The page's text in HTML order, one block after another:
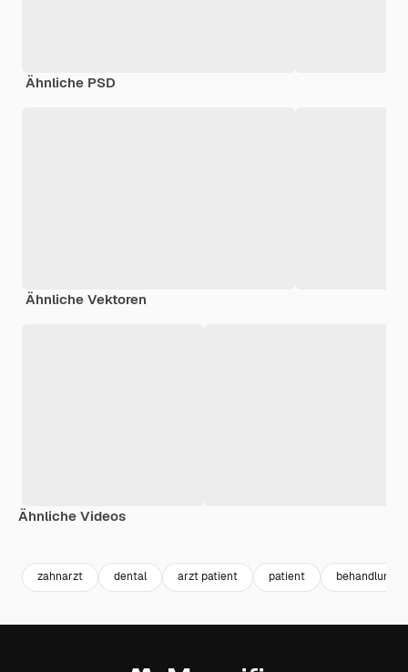
Ähnliche PSD
Ähnliche Vektoren
Ähnliche Videos
zahnarzt dental arzt patient patient behandlung